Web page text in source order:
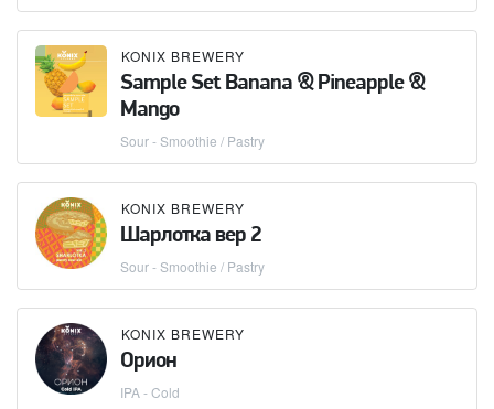
KONIX BREWERY
Sample Set Banana & Pineapple &
Mango
Sour - Smoothie / Pastry
KONIX BREWERY
Шарлотка вер 2
Sour - Smoothie / Pastry
KONIX BREWERY
Орион
IPA - Cold